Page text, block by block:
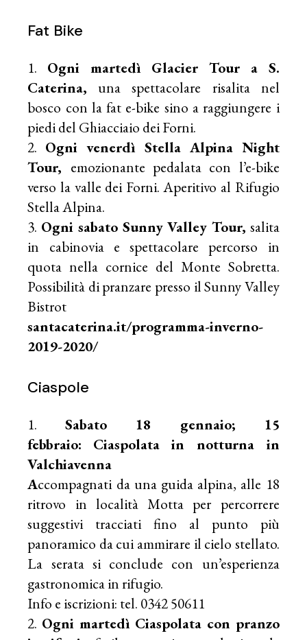
Fat Bike
Ogni martedì Glacier Tour a S.
Caterina, una spettacolare risalita nel
bosco con la fat e-bike sino a raggiungere i
piedi del Ghiacciaio dei Forni.
Ogni venerdì Stella Alpina Night
Tour, emozionante pedalata con l’e-bike
verso la valle dei Forni. Aperitivo al Rifugio
Stella Alpina.
Ogni sabato Sunny Valley Tour, salita
in cabinovia e spettacolare percorso in
quota nella cornice del Monte Sobretta.
Possibilità di pranzare presso il Sunny Valley
Bistrot
santacaterina.it/programma-inverno-
2019-2020/
Ciaspole
Sabato 18 gennaio; 15
febbraio:
Ciaspolata in notturna in
Valchiavenna
Accompagnati da una guida alpina, alle 18
ritrovo in località Motta per percorrere
suggestivi tracciati fino al punto più
panoramico da cui ammirare il cielo stellato.
La serata si conclude con un’esperienza
gastronomica in rifugio.
Info e iscrizioni: tel. 0342 50611
Ogni martedì Ciaspolata con pranzo